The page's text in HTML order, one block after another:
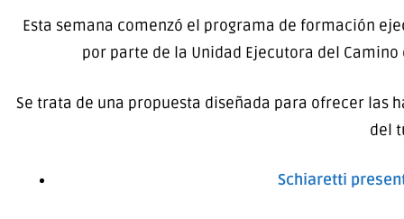
Esta semana comenzó el programa de formación
por parte de la Unidad Ejecutora del
Se trata de una propuesta diseñada para ofrecer las
del
Schiaretti